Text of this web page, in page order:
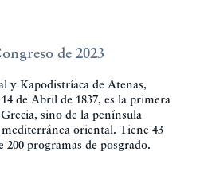
de 2023
y Kapodistríaca de Atenas,
de Abril de 1837, es la primera
sino de la península
oriental. Tiene 43
200 programas de posgrado.